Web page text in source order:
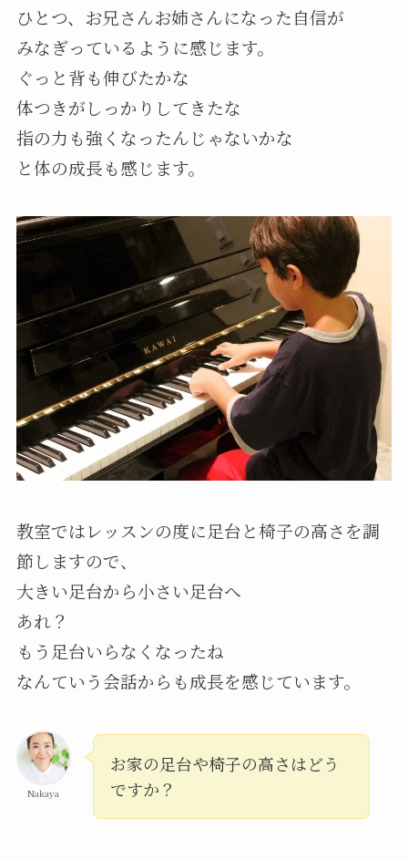
ひとつ、お兄さんお姉さんになった自信が
みなぎっているように感じます。
ぐっと背も伸びたかな
体つきがしっかりしてきたな
指の力も強くなったんじゃないかな
と体の成長も感じます。
教室ではレッスンの度に足台と椅子の高さを調
節しますので、
大きい足台から小さい足台へ
あれ？
もう足台いらなくなったね
なんていう会話からも成長を感じています。
Nakaya
お家の足台や椅子の高さはどう
ですか？